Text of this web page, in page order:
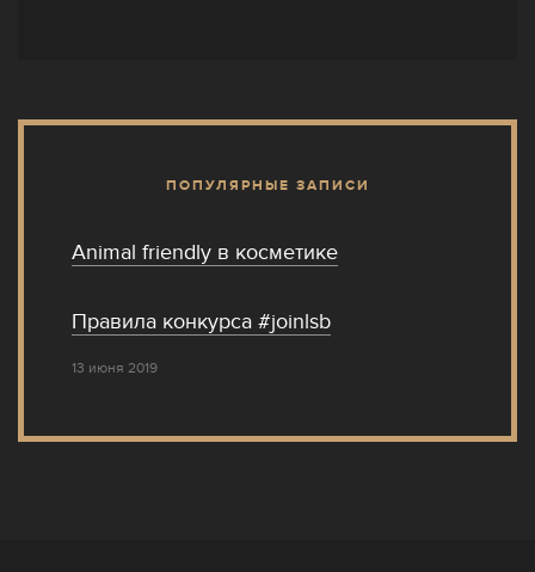
ПОПУЛЯРНЫЕ ЗАПИСИ
Animal friendly в косметике
Правила конкурса #joinlsb
13 июня 2019